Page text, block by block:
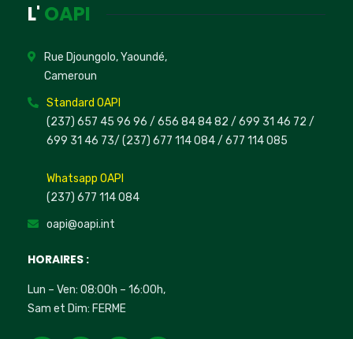
L' OAPI
Rue Djoungolo, Yaoundé,
Cameroun
Standard OAPI
(237) 657 45 96 96 / 656 84 84 82 / 699 31 46 72 /
699 31 46 73/ (237) 677 114 084 / 677 114 085
Whatsapp OAPI
(237) 677 114 084
oapi@oapi.int
HORAIRES :
Lun – Ven: 08:00h – 16:00h,
Sam et Dim: FERME